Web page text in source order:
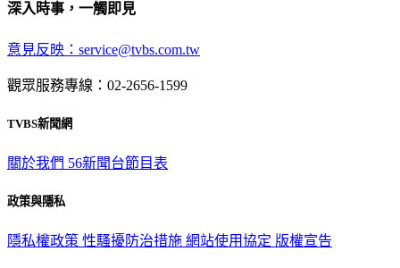
深入時事，一觸即見
意見反映：service@tvbs.com.tw
觀眾服務專線：02-2656-1599
TVBS新聞網
關於我們 56新聞台節目表
政策與隱私
隱私權政策 性騷擾防治措施 網站使用協定 版權宣告